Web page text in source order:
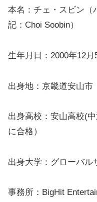
本名：チェ・スビン（
記：Choi Soobin）
生年月日：2000年12月
出身地：京畿道安山市
出身高校：安山高校(
に合格）
出身大学：グローバル
事務所：BigHit